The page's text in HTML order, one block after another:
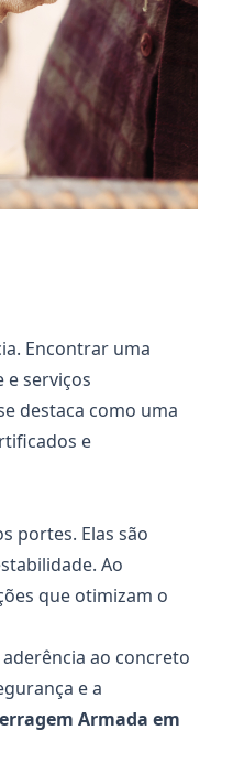
Encontrar uma
serviços
destaca como uma
e
portes. Elas são
Ao
que otimizam o
ao concreto
e a
Armada em